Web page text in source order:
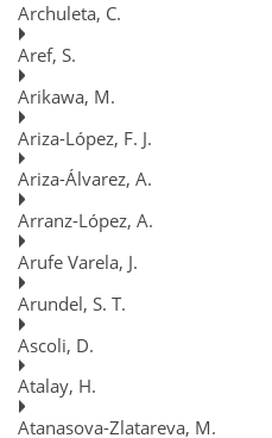
Archuleta, C.
Aref, S.
Arikawa, M.
Ariza-López, F. J.
Ariza-Álvarez, A.
Arranz-López, A.
Arufe Varela, J.
Arundel, S. T.
Ascoli, D.
Atalay, H.
Atanasova-Zlatareva, M.